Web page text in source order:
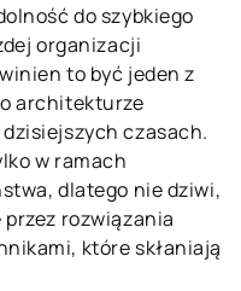
do szybkiego
organizacji
to być jeden z
architekturze
czasach.
w ramach
dlatego nie dziwi,
rozwiązania
które skłaniają